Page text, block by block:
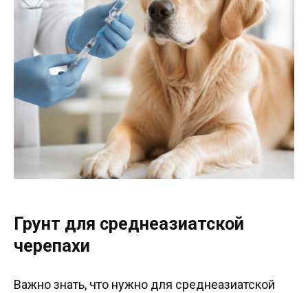
Грунт для среднеазиатской
черепахи
Важно знать, что нужно для среднеазиатской